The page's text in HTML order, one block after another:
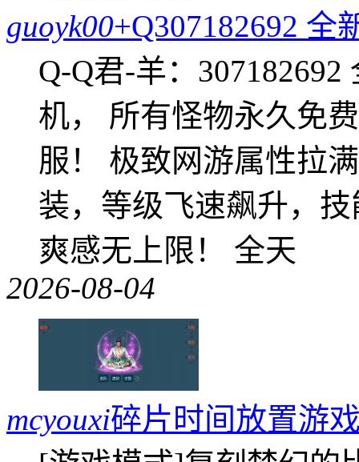
guoyk00+Q307182692
Q-Q君-羊：
机， 所有怪物永久免
服！ 极致网游属性拉
装，等级飞速飙升，
爽感无上限！ 全天
2026-08-04
mcyouxi碎片时间放置游